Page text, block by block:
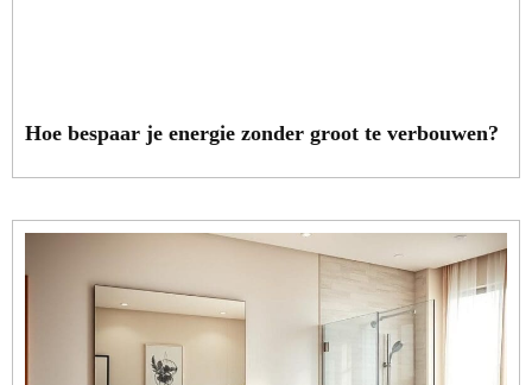
Hoe bespaar je energie zonder groot te verbouwen?